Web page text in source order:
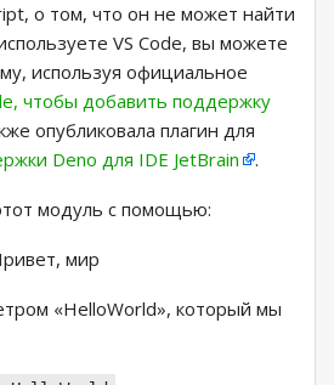
о том, что он не может найти
VS Code, вы можете
используя официальное
чтобы добавить поддержку
опубликовала плагин для
Deno для IDE JetBrain .
модуль с помощью:
мир
«HelloWorld», который мы